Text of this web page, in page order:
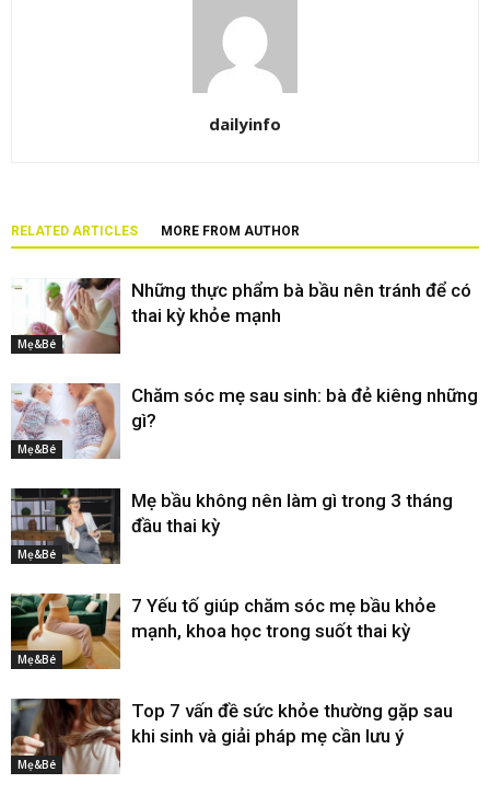
dailyinfo
RELATED ARTICLES MORE FROM AUTHOR
Mẹ&Bé
Những thực phẩm bà bầu nên tránh để có
thai kỳ khỏe mạnh
Mẹ&Bé
Chăm sóc mẹ sau sinh: bà đẻ kiêng những
gì?
Mẹ&Bé
Mẹ bầu không nên làm gì trong 3 tháng
đầu thai kỳ
Mẹ&Bé
7 Yếu tố giúp chăm sóc mẹ bầu khỏe
mạnh, khoa học trong suốt thai kỳ
Mẹ&Bé
Top 7 vấn đề sức khỏe thường gặp sau
khi sinh và giải pháp mẹ cần lưu ý